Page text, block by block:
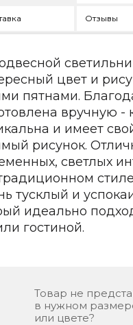
и
и
и ремонт
панели
системы
мрамора и
и
Отзывы
цвет и
пятнами.
вручную -
и имеет
рисунок.
светлых
тусклый и
идеально
гостиной.
Товар не
в нужном
или цвете?